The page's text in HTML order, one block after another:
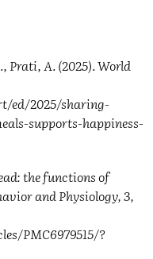
Prati, A. (2025). World
ed/2025/sharing-
supports-happiness-
the functions of
and Physiology, 3,
PMC6979515/?